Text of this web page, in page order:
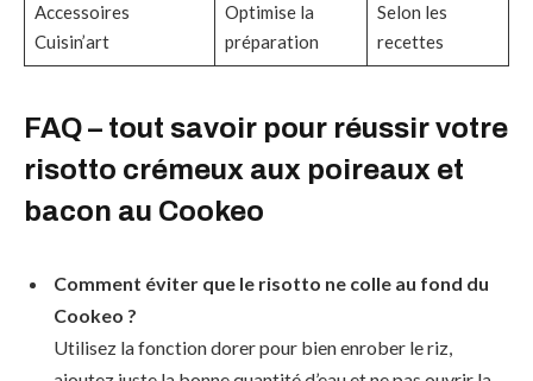
Accessoires
Cuisin’art
Optimise la
préparation
Selon les
recettes
FAQ – tout savoir pour réussir votre
risotto crémeux aux poireaux et
bacon au Cookeo
Comment éviter que le risotto ne colle au fond du
Cookeo ?
Utilisez la fonction dorer pour bien enrober le riz,